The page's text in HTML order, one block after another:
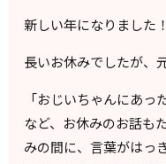
新しい年になりました
長いお休みでしたが、
「おじいちゃんにあっ
など、お休みのお話も
みの間に、言葉がはっ